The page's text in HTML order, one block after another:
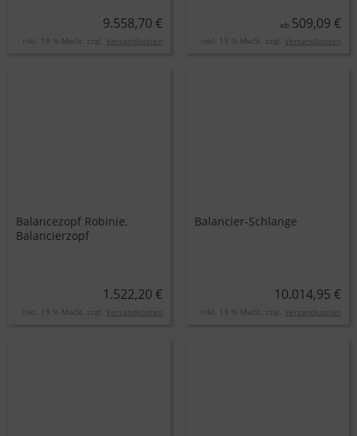
9.558,70 €
inkl. 19 % MwSt. zzgl. Versandkosten
ab 509,09 €
inkl. 19 % MwSt. zzgl. Versandkosten
Balancezopf Robinie,
Balancierzopf
1.522,20 €
inkl. 19 % MwSt. zzgl. Versandkosten
Balancier-Schlange
10.014,95 €
inkl. 19 % MwSt. zzgl. Versandkosten